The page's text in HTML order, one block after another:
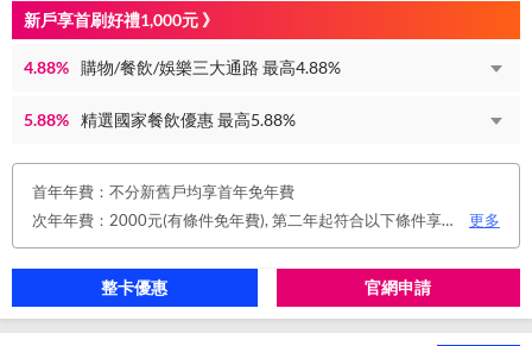
新戶享首刷好禮1,000元 》
4.88% 購物/餐飲/娛樂三大通路 最高4.88%
5.88% 精選國家餐飲優惠 最高5.88%
首年年費：不分新舊戶均享首年免年費
次年年費：2000元(有條件免年費), 第二年起符合以下條件享年費優惠辦法 • 使用非紙本帳單(電子帳單或行動帳單)終身免年費 • 前一年消費滿 8 萬或 12 次享次年免年費
更多
整卡優惠 官網申請